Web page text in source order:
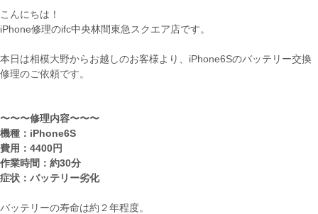
こんにちは！
iPhone修理のifc中央林間東急スクエア店です。
本日は相模大野からお越しのお客様より、iPhone6Sのバッテリー交換
修理のご依頼です。
〜〜〜修理内容〜〜〜
機種：iPhone6S
費用：4400円
作業時間：約30分
症状：バッテリー劣化
バッテリーの寿命は約２年程度。